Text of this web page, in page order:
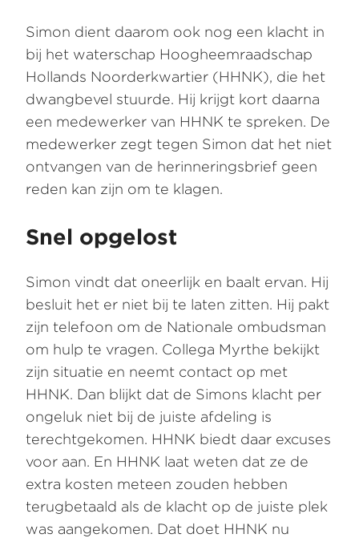
Simon dient daarom ook nog een klacht in
bij het waterschap Hoogheemraadschap
Hollands Noorderkwartier (HHNK), die het
dwangbevel stuurde. Hij krijgt kort daarna
een medewerker van HHNK te spreken. De
medewerker zegt tegen Simon dat het niet
ontvangen van de herinneringsbrief geen
reden kan zijn om te klagen.
Snel opgelost
Simon vindt dat oneerlijk en baalt ervan. Hij
besluit het er niet bij te laten zitten. Hij pakt
zijn telefoon om de Nationale ombudsman
om hulp te vragen. Collega Myrthe bekijkt
zijn situatie en neemt contact op met
HHNK. Dan blijkt dat de Simons klacht per
ongeluk niet bij de juiste afdeling is
terechtgekomen. HHNK biedt daar excuses
voor aan. En HHNK laat weten dat ze de
extra kosten meteen zouden hebben
terugbetaald als de klacht op de juiste plek
was aangekomen. Dat doet HHNK nu